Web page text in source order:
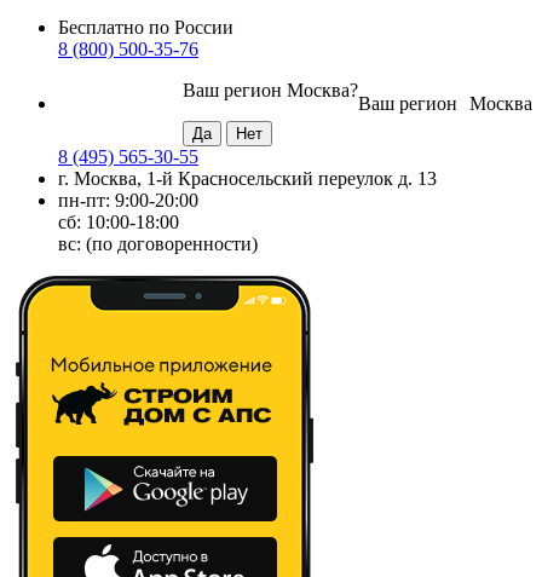
Бесплатно по России
8 (800) 500-35-76
Москва
Ваш регион
Ваш регион Москва?
8 (495) 565-30-55
г. Москва, 1-й Красносельский переулок д. 13
пн-пт: 9:00-20:00
сб: 10:00-18:00
вс: (по договоренности)